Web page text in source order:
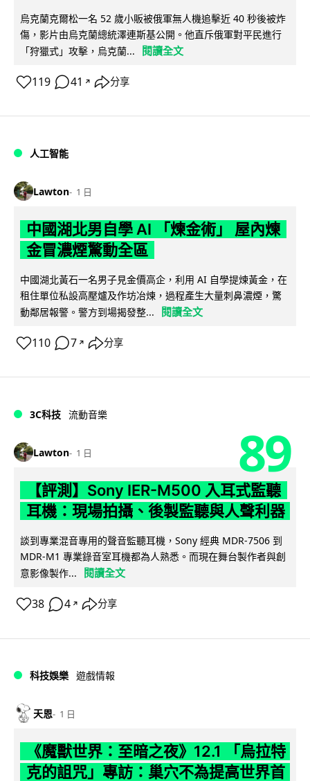
烏克蘭克爾松一名 52 歲小販被俄軍無人機追擊近 40 秒後被炸
傷，影片由烏克蘭總統澤連斯基公開。他直斥俄軍對平民進行
「狩獵式」攻擊，烏克蘭...
閱讀全文
119 41 ↗ 分享
人工智能
Lawton 1 日
中國湖北男自學 AI 「煉金術」 屋內煉
金冒濃煙驚動全區
中國湖北黃石一名男子見金價高企，利用 AI 自學提煉黃金，在
租住單位私設高壓爐及作坊冶煉，過程產生大量刺鼻濃煙，驚
動鄰居報警。警方到場揭發整...
閱讀全文
110 7 ↗ 分享
3C科技 流動音樂
Lawton 1 日 89
【評測】Sony IER-M500 入耳式監聽
耳機：現場拍攝、後製監聽與人聲利器
談到專業混音專用的聲音監聽耳機，Sony 經典 MDR-7506 到
MDR-M1 專業錄音室耳機都為人熟悉。而現在舞台製作者與創
意影像製作...
閱讀全文
38 4 ↗ 分享
科技娛樂 遊戲情報
天恩 1 日
《魔獸世界：至暗之夜》12.1 「烏拉特
克的詛咒」專訪：巢穴不為提高世界首